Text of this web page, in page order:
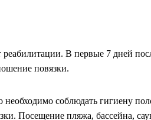
В первые 7 дней
повязки.
соблюдать гигиену
Посещение пляжа, бассейна,